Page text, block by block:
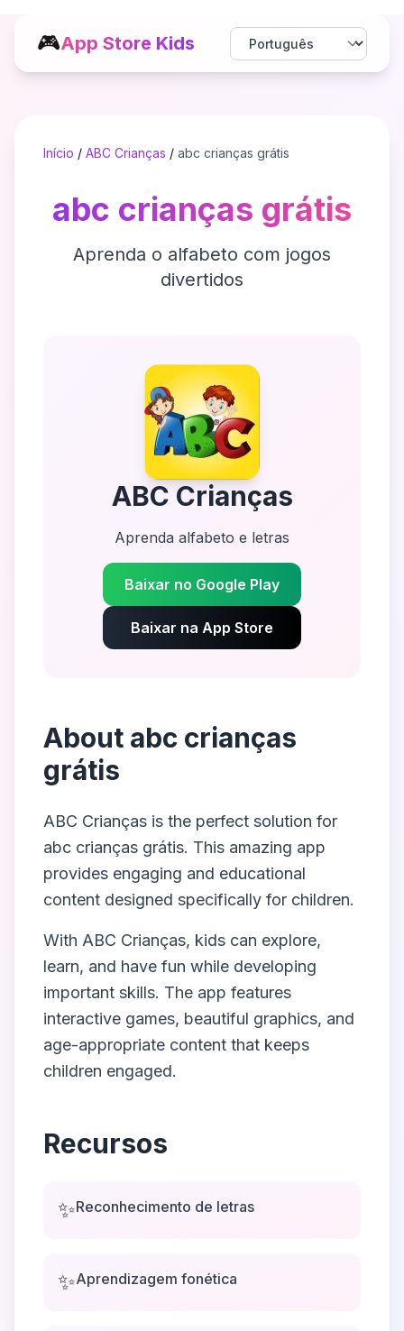
🎮App Store Kids
Início / ABC Crianças / abc crianças grátis
abc crianças grátis
Aprenda o alfabeto com jogos
divertidos
ABC Crianças
Aprenda alfabeto e letras
Baixar no Google Play
Baixar na App Store
About abc crianças
grátis
ABC Crianças is the perfect solution for
abc crianças grátis. This amazing app
provides engaging and educational
content designed specifically for children.
With ABC Crianças, kids can explore,
learn, and have fun while developing
important skills. The app features
interactive games, beautiful graphics, and
age-appropriate content that keeps
children engaged.
Recursos
✨Reconhecimento de letras
✨Aprendizagem fonética